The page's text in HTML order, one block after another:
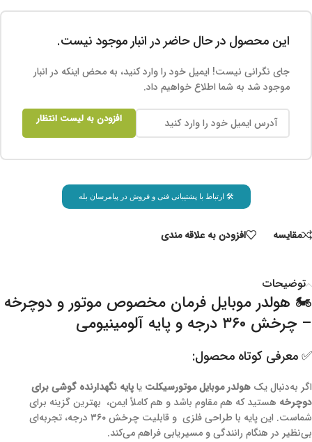
این محصول در حال حاضر در انبار موجود نیست.
جای نگرانی نیست! ایمیل خود را وارد کنید، به محض اینکه در انبار
موجود شد به شما اطلاع خواهیم داد.
افزودن به لیست انتظار
🛠 ارتباط با پشتیبانی فنی و فروش در پیامرسان بله
مقايسه افزودن به علاقه مندی
توضیحات
🏍️ هولدر موبایل فرمان مخصوص موتور و دوچرخه
– چرخش ۳۶۰ درجه و پایه آلومینیومی
✅ معرفی کوتاه محصول:
اگر به‌دنبال یک هولدر موبایل موتورسیکلت یاپایه نگهدارنده گوشی برای
دوچرخه هستید که هم مقاوم باشد و هم کاملاً ایمن، بهترین گزینه برای
شماست. این پایه با طراحی فلزی و قابلیت چرخش ۳۶۰ درجه، تجربه‌ای
بی‌نظیر در هنگام رانندگی و مسیریابی فراهم می‌کند.